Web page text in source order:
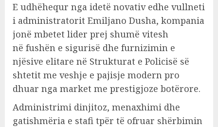
E udhëhequr nga idetë novativ edhe vullneti
i administratorit Emiljano Dusha, kompania
jonë mbetet lider prej shumë vitesh
në fushën e sigurisë dhe furnizimin e
njësive elitare në Strukturat e Policisë së
shtetit me veshje e pajisje modern pro
dhuar nga market me prestigjoze botërore.
Administrimi dinjitoz, menaxhimi dhe
gatishmëria e stafi tpër të ofruar shërbimin